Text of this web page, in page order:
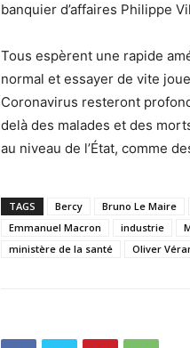
banquier d’affaires Philippe
Tous espèrent une rapide
normal et essayer de vite
Coronavirus resteront
delà des malades et des
au niveau de l’État, comme
TAGS Bercy Bruno Le Maire
Emmanuel Macron
industrie
ministère de la santé
Oliver